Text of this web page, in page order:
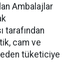
Ambalajlar
tarafından
cam ve
tüketiciye